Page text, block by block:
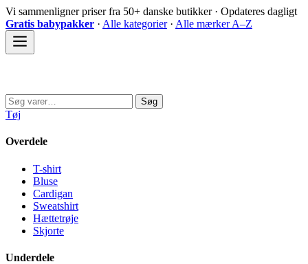
Spring
til
indhold
Vi sammenligner priser fra 50+ danske butikker · Opdateres dagligt
Gratis babypakker · Alle kategorier· Alle mærker A–Z
Søg
efter:
Søg
Tøj
Overdele
T-shirt
Bluse
Cardigan
Sweatshirt
Hættetrøje
Skjorte
Underdele